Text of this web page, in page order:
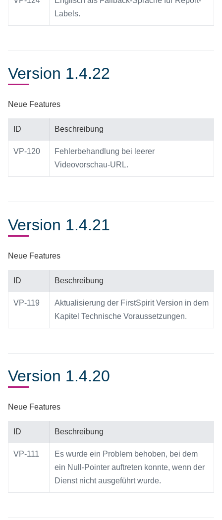
Labels.
Version 1.4.22
Neue Features
ID Beschreibung
VP-120
Fehlerbehandlung bei leerer
Videovorschau-URL.
Version 1.4.21
Neue Features
ID Beschreibung
VP-119
Aktualisierung der FirstSpirit Version in dem
Kapitel Technische Voraussetzungen.
Version 1.4.20
Neue Features
ID Beschreibung
VP-111
Es wurde ein Problem behoben, bei dem
ein Null-Pointer auftreten konnte, wenn der
Dienst nicht ausgeführt wurde.